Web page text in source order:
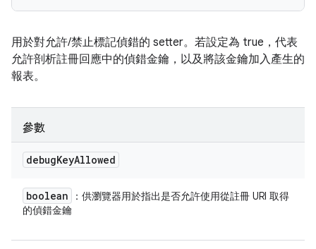
用於對允許/禁止標記偵錯的 setter。若設定為 true，代表
允許剖析註冊回應中的偵錯金鑰，以及將該金鑰加入產生的
報表。
參數
debugKeyAllowed
boolean
：供瀏覽器用於指出是否允許使用從註冊 URI 取得
的偵錯金鑰